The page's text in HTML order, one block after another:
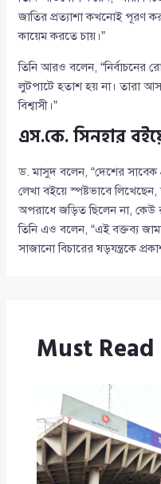
জাতির প্রত্যাশা কখনোই পূরণ
কায়েম করতে চায়।”
তিনি আরও বলেন, “নির্বাচনের
লুটপাটে হতাশ হয় না। তারা
বিশ্বাসী।”
এস.কে. সিনহার
ড. মাসুদ বলেন, “দেশের সাবেক
লেখা বইয়ে স্পষ্টভাবে
অপরাধে জড়িত ছিলেন না, কেউ
তিনি এও বলেন, “এই বক্তব্য
সাজানো বিচারের ষড়যন্ত্রকে
Must Read